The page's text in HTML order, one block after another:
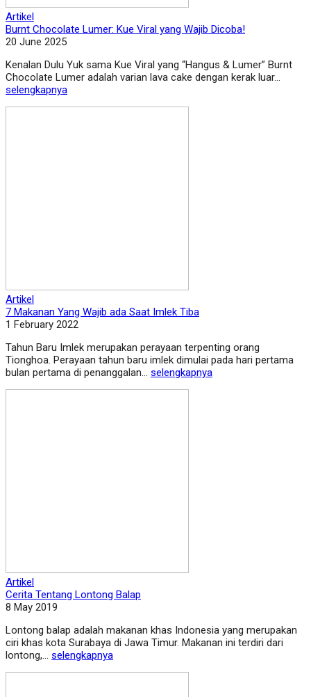
Artikel
Burnt Chocolate Lumer: Kue Viral yang Wajib Dicoba!
20 June 2025
Kenalan Dulu Yuk sama Kue Viral yang “Hangus & Lumer” Burnt
Chocolate Lumer adalah varian lava cake dengan kerak luar...
selengkapnya
Artikel
7 Makanan Yang Wajib ada Saat Imlek Tiba
1 February 2022
Tahun Baru Imlek merupakan perayaan terpenting orang
Tionghoa. Perayaan tahun baru imlek dimulai pada hari pertama
bulan pertama di penanggalan... selengkapnya
Artikel
Cerita Tentang Lontong Balap
8 May 2019
Lontong balap adalah makanan khas Indonesia yang merupakan
ciri khas kota Surabaya di Jawa Timur. Makanan ini terdiri dari
lontong,... selengkapnya